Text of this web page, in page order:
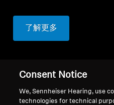
了解更多
Consent Notice
We, Sennheiser Hearing, use
technologies for technical